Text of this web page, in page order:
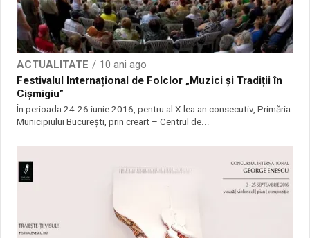
ACTUALITATE
10 ani ago
Festivalul Internațional de Folclor „Muzici și Tradiții în
Cișmigiu”
În perioada 24-26 iunie 2016, pentru al X-lea an consecutiv, Primăria
Municipiului București, prin creart – Centrul de...